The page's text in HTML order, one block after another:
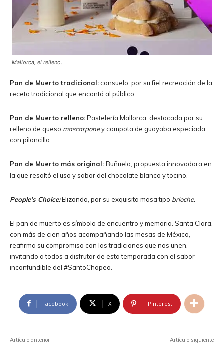
Mallorca, el relleno.
Pan de Muerto tradicional: consuelo, por su fiel recreación de la
receta tradicional que encantó al público.
Pan de Muerto relleno:Pastelería Mallorca, destacada por su
relleno de queso mascarponey compota de guayaba especiada
con piloncillo.
Pan de Muerto más original: Buñuelo, propuesta innovadora en
la que resaltó el uso y sabor del chocolate blanco y tocino.
People’s Choice:Elizondo, por su exquisita masa tipo brioche.
El pan de muerto es símbolo de encuentro y memoria. Santa Clara,
con más de cien años acompañando las mesas de México,
reafirma su compromiso con las tradiciones que nos unen,
invitando a todos a disfrutar de esta temporada con el sabor
inconfundible del #SantoChopeo.
Facebook X Pinterest
Artículo anterior Artículo siguiente